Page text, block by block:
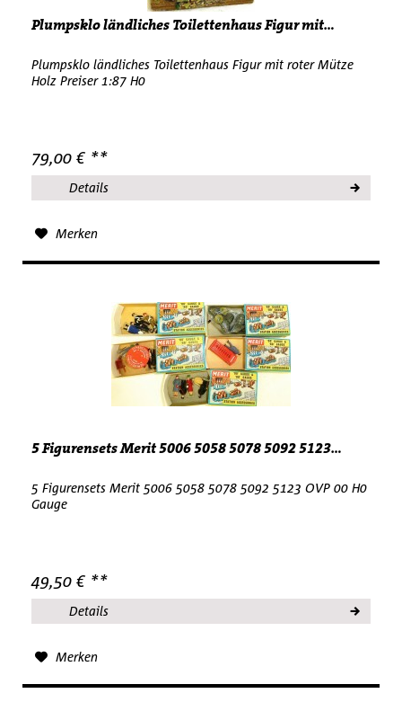
Plumpsklo ländliches Toilettenhaus Figur mit...
Plumpsklo ländliches Toilettenhaus Figur mit roter Mütze
Holz Preiser 1:87 H0
79,00 € **
Details
Merken
5 Figurensets Merit 5006 5058 5078 5092 5123...
5 Figurensets Merit 5006 5058 5078 5092 5123 OVP 00 H0
Gauge
49,50 € **
Details
Merken